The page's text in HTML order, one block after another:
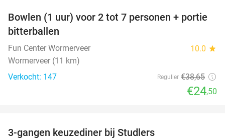
37%
Bowlen (1 uur) voor 2 tot 7 personen + portie
bitterballen
Fun Center Wormerveer 10.0 star
Wormerveer (11 km)
Verkocht: 147
Regulier €38,65
€24,50
3-gangen keuzediner bij Studlers